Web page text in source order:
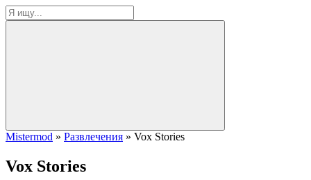
Mistermod » Развлечения » Vox Stories
Vox Stories